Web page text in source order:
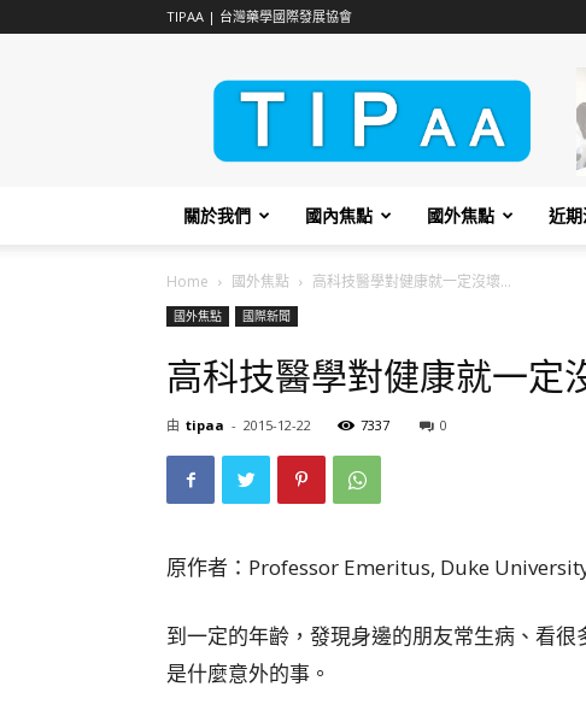
TIPAA | 台灣藥學國際發展協會
TIPAA
關於我們 國內焦點 國外焦點 近
Home 國外焦點 高科技醫學對健康就一定沒壞...
國外焦點 國際新聞
高科技醫學對健康就一定
由 tipaa - 2015-12-22 7337 0
原作者：Professor Emeritus, Duke
到一定的年齡，發現身邊的朋友常生病、看
是什麼意外的事。